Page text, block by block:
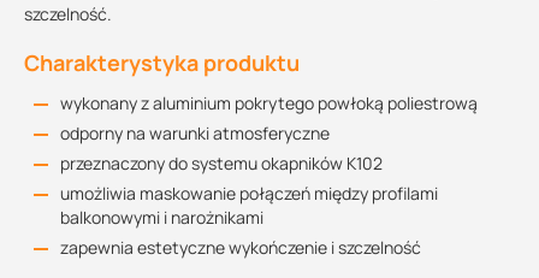
szczelność.
Charakterystyka produktu
wykonany z aluminium pokrytego powłoką poliestrową
odporny na warunki atmosferyczne
przeznaczony do systemu okapników K102
umożliwia maskowanie połączeń między profilami
balkonowymi i narożnikami
zapewnia estetyczne wykończenie i szczelność